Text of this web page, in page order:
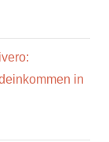
in